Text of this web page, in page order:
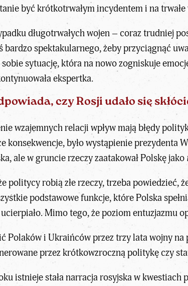
być krótkotrwałym incydentem i na trwałe
długotrwałych wojen – coraz trudniej
spektakularnego, żeby przyciągnąć
sytuację, która na nowo zogniskuje
ekspertka.
czy Rosji udało się
wzajemnych relacji wpływ mają błędy
konsekwencje, było wystąpienie prezydenta
ale w gruncie rzeczy zaatakował Polskę jako
politycy robią złe rzeczy, trzeba
podstawowe funkcje, które Polska
Mimo tego, że poziom entuzjazmu
Polaków i Ukraińców przez trzy lata wojny na
przez krótkowzroczną politykę czy
istnieje stała narracja rosyjska w